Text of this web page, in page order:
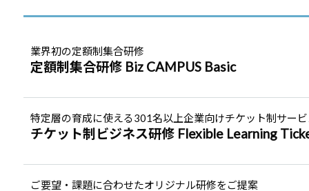
業界初の定額制集合研修
定額制集合研修 Biz CAMPUS Basic
特定層の育成に使える301名以上企業向けチケット制サー
チケット制ビジネス研修 Flexible Learning
ご要望・課題に合わせたオリジナル研修をご提案